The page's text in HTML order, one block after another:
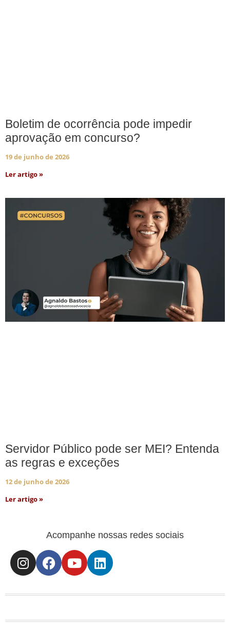
Boletim de ocorrência pode impedir
aprovação em concurso?
19 de junho de 2026
Ler artigo »
Servidor Público pode ser MEI? Entenda
as regras e exceções
12 de junho de 2026
Ler artigo »
Acompanhe nossas redes sociais